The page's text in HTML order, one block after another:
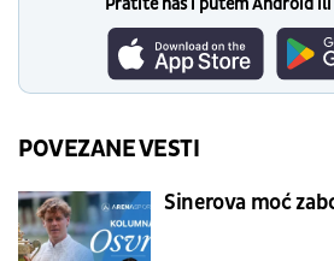
POVEZANE VESTI
Sinerova moć